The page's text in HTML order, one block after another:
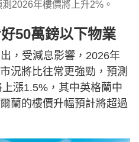
2026年樓價將上升2%。
50萬鎊以下物業
，受減息影響，2026年
況將比往常更強勁，預測
漲1.5%，其中英格蘭中
蘭的樓價升幅預計將超過